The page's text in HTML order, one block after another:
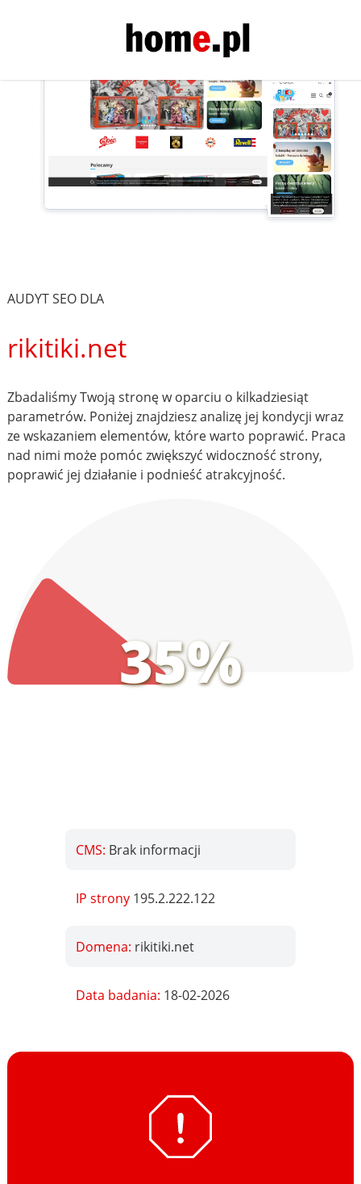
AUDYT SEO DLA
rikitiki.net
Zbadaliśmy Twoją stronę w oparciu o kilkadziesiąt
parametrów. Poniżej znajdziesz analizę jej kondycji wraz
ze wskazaniem elementów, które warto poprawić. Praca
nad nimi może pomóc zwiększyć widoczność strony,
poprawić jej działanie i podnieść atrakcyjność.
35%
CMS: Brak informacji
IP strony 195.2.222.122
Domena: rikitiki.net
Data badania: 18-02-2026